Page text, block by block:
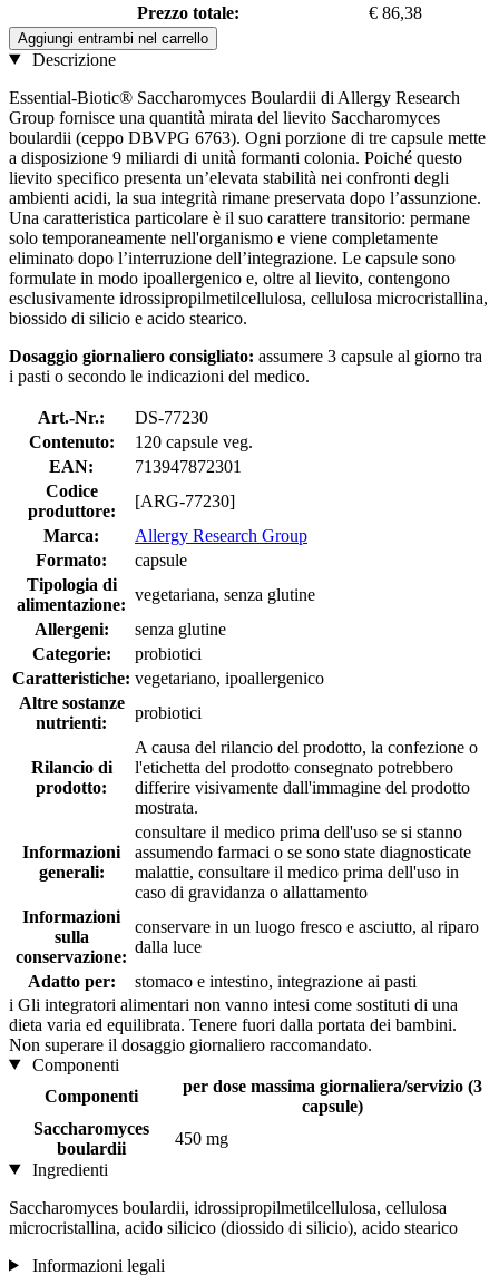
Prezzo totale: € 86,38
Aggiungi entrambi nel carrello
Descrizione
Essential-Biotic® Saccharomyces Boulardii di Allergy Research
Group fornisce una quantità mirata del lievito Saccharomyces
boulardii (ceppo DBVPG 6763). Ogni porzione di tre capsule mette
a disposizione 9 miliardi di unità formanti colonia. Poiché questo
lievito specifico presenta un’elevata stabilità nei confronti degli
ambienti acidi, la sua integrità rimane preservata dopo l’assunzione.
Una caratteristica particolare è il suo carattere transitorio: permane
solo temporaneamente nell'organismo e viene completamente
eliminato dopo l’interruzione dell’integrazione. Le capsule sono
formulate in modo ipoallergenico e, oltre al lievito, contengono
esclusivamente idrossipropilmetilcellulosa, cellulosa microcristallina,
biossido di silicio e acido stearico.
Dosaggio giornaliero consigliato: assumere 3 capsule al giorno tra
i pasti o secondo le indicazioni del medico.
Art.-Nr.:
DS-77230
Contenuto:
120 capsule veg.
EAN:
713947872301
Codice
produttore:
[ARG-77230]
Marca:
Allergy Research Group
Formato:
capsule
Tipologia di
alimentazione:
vegetariana, senza glutine
Allergeni:
senza glutine
Categorie:
probiotici
Caratteristiche: vegetariano, ipoallergenico
Altre sostanze
nutrienti:
probiotici
Rilancio di
prodotto:
A causa del rilancio del prodotto, la confezione o
l'etichetta del prodotto consegnato potrebbero
differire visivamente dall'immagine del prodotto
mostrata.
Informazioni
generali:
consultare il medico prima dell'uso se si stanno
assumendo farmaci o se sono state diagnosticate
malattie, consultare il medico prima dell'uso in
caso di gravidanza o allattamento
Informazioni
sulla
conservazione:
conservare in un luogo fresco e asciutto, al riparo
dalla luce
Adatto per:
stomaco e intestino, integrazione ai pasti
i Gli integratori alimentari non vanno intesi come sostituti di una
dieta varia ed equilibrata. Tenere fuori dalla portata dei bambini.
Non superare il dosaggio giornaliero raccomandato.
Componenti
Componenti
per dose massima giornaliera/servizio (3
capsule)
Saccharomyces
boulardii
450 mg
Ingredienti
Saccharomyces boulardii, idrossipropilmetilcellulosa, cellulosa
microcristallina, acido silicico (diossido di silicio), acido stearico
Informazioni legali